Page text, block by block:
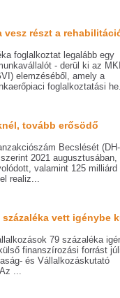
vesz részt a
foglalkoztat legalább egy
- derül ki az
elemzéséből, amely a
foglalkoztatási
tovább erősödő
Becslését
2021 augusztusában,
valamint 125 milliárd
realiz...
vett igénybe
79 százaléka
finanszírozási forrást
és Vállalkozáskutató
...